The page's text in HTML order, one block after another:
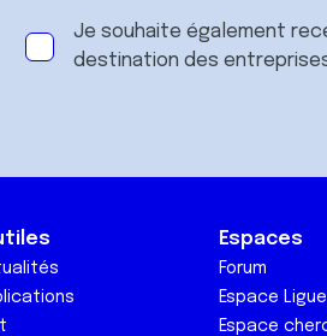
Je souhaite également
destination des
Espaces
Forum
Espace
Espace